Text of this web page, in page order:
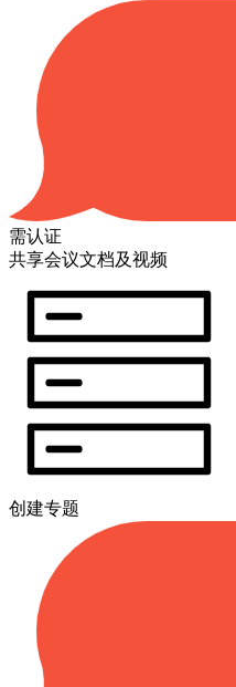
需认证
共享会议文档及视频
创建专题